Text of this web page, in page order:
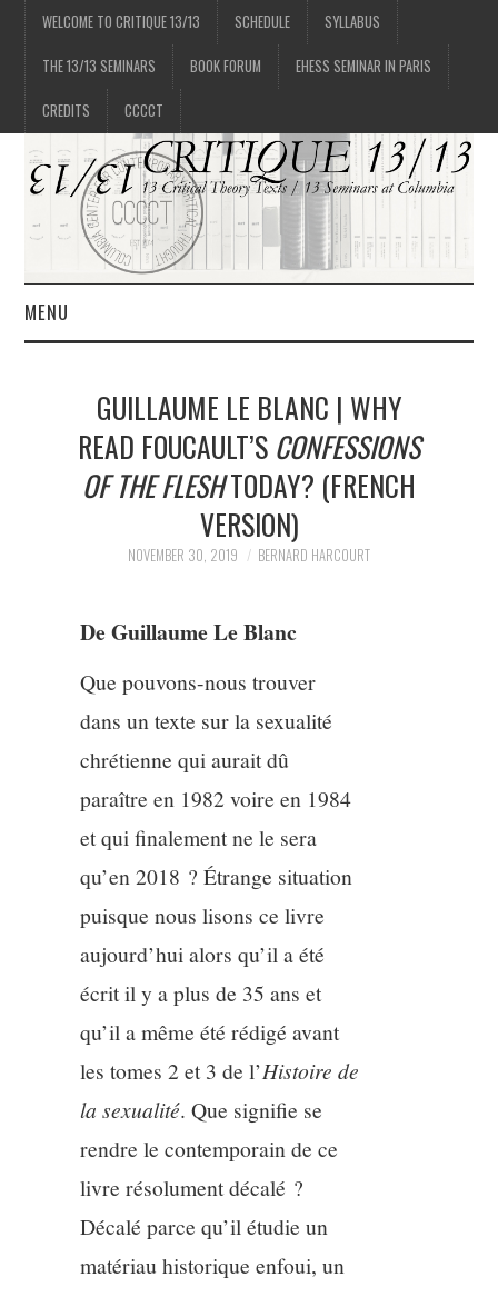
WELCOME TO CRITIQUE 13/13 SCHEDULE SYLLABUS
THE 13/13 SEMINARS BOOK FORUM EHESS SEMINAR IN PARIS
CREDITS CCCCT
MENU
2/13
3/13
5/13
6/13
7/13
8/13
9/13
11/13
12/13
GUILLAUME LE BLANC | WHY
READ FOUCAULT’S CONFESSIONS
OF THE FLESHTODAY? (FRENCH
VERSION)
NOVEMBER 30, 2019 BERNARD HARCOURT
De Guillaume Le Blanc
Que pouvons-nous trouver
dans un texte sur la sexualité
chrétienne qui aurait dû
paraître en 1982 voire en 1984
et qui finalement ne le sera
qu’en 2018 ? Étrange situation
puisque nous lisons ce livre
aujourd’hui alors qu’il a été
écrit il y a plus de 35 ans et
qu’il a même été rédigé avant
les tomes 2 et 3 de l’Histoire de
la sexualité. Que signifie se
rendre le contemporain de ce
livre résolument décalé ?
Décalé parce qu’il étudie un
matériau historique enfoui, un